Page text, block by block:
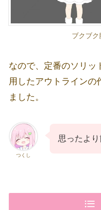
ブクブク
なので、定番のソリッ
用したアウトラインの
ました。
つくし
思ったより